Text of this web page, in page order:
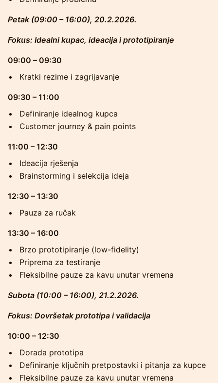
Petak (09:00 – 16:00), 20.2.2026.
Fokus: Idealni kupac, ideacija i prototipiranje
09:00 – 09:30
Kratki rezime i zagrijavanje
09:30 – 11:00
Definiranje idealnog kupca
Customer journey & pain points
11:00 – 12:30
Ideacija rješenja
Brainstorming i selekcija ideja
12:30 – 13:30
Pauza za ručak
13:30 – 16:00
Brzo prototipiranje (low-fidelity)
Priprema za testiranje
Fleksibilne pauze za kavu unutar vremena
Subota (10:00 – 16:00), 21.2.2026.
Fokus: Dovršetak prototipa i validacija
10:00 – 12:30
Dorada prototipa
Definiranje ključnih pretpostavki i pitanja za kupce
Fleksibilne pauze za kavu unutar vremena